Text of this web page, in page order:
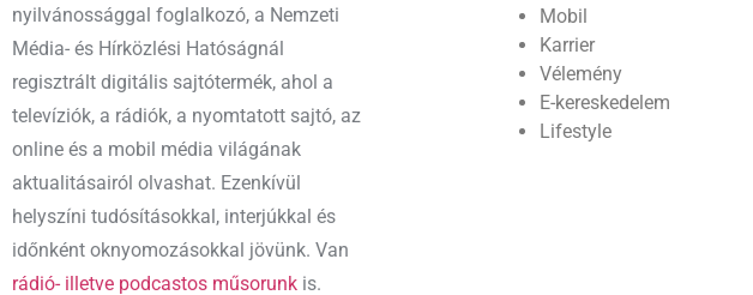
nyilvánossággal foglalkozó, a Nemzeti
Média- és Hírközlési Hatóságnál
regisztrált digitális sajtótermék, ahol a
televíziók, a rádiók, a nyomtatott sajtó, az
online és a mobil média világának
aktualitásairól olvashat. Ezenkívül
helyszíni tudósításokkal, interjúkkal és
időnként oknyomozásokkal jövünk. Van
rádió- illetve podcastos műsorunk is.
Mobil
Karrier
Vélemény
E-kereskedelem
Lifestyle